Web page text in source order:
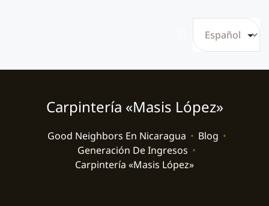
Carpintería «Masis López»
Good Neighbors En Nicaragua • Blog •
Generación De Ingresos •
Carpintería «Masis López»